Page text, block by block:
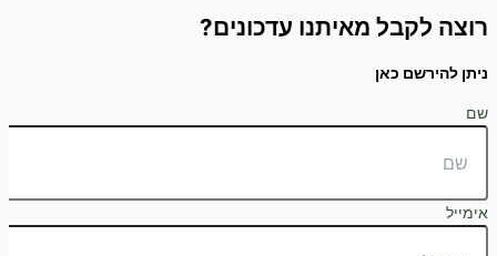
רוצה לקבל מאיתנו עדכונים?
ניתן להירשם כאן
שם
אימייל